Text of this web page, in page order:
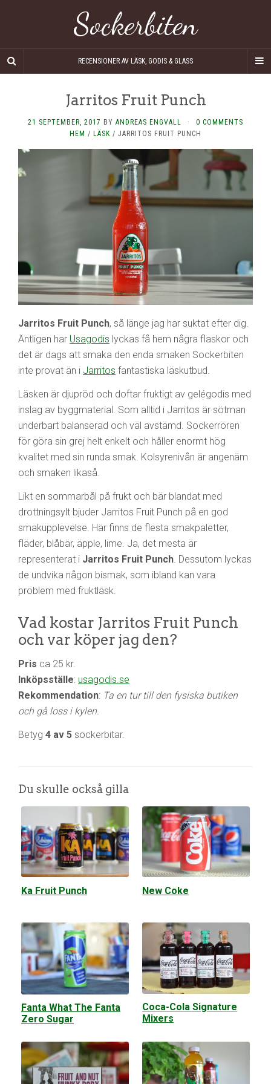
Sockerbiten
RECENSIONER AV LÄSK, GODIS & GLASS
Jarritos Fruit Punch
21 SEPTEMBER, 2017 BY ANDREAS ENGVALL ·
0 COMMENTS
HEM / LÄSK / JARRITOS FRUIT PUNCH
Jarritos Fruit Punch, så länge jag har suktat efter dig.
Äntligen har Usagodis lyckas få hem några flaskor och
det är dags att smaka den enda smaken Sockerbiten
inte provat än i Jarritos fantastiska läskutbud.
Läsken är djupröd och doftar fruktigt av gelégodis med
inslag av byggmaterial. Som alltid i Jarritos är sötman
underbart balanserad och väl avstämd. Sockerrören
för göra sin grej helt enkelt och håller enormt hög
kvalitet med sin runda smak. Kolsyrenivån är angenäm
och smaken likaså.
Likt en sommarbål på frukt och bär blandat med
drottningsylt bjuder Jarritos Fruit Punch på en god
smakupplevelse. Här finns de flesta smakpaletter,
fläder, blåbär, äpple, lime. Ja, det mesta är
representerat i Jarritos Fruit Punch . Dessutom lyckas
de undvika någon bismak, som ibland kan vara
problem med fruktläsk.
Vad kostar Jarritos Fruit Punch
och var köper jag den?
Pris ca 25 kr.
Inköpsställe: usagodis.se
Rekommendation: Ta en tur till den fysiska butiken
och gå loss i kylen.
Betyg 4 av 5 sockerbitar.
Du skulle också gilla
Ka Fruit Punch New Coke
Fanta What The Fanta
Zero Sugar
Coca-Cola Signature
Mixers